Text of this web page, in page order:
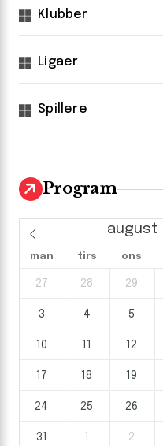
Klubber
Ligaer
Spillere
Program
man tirs ons
27 28 29
3 4 5
10 12
17 18 19
24 25 26
31 2